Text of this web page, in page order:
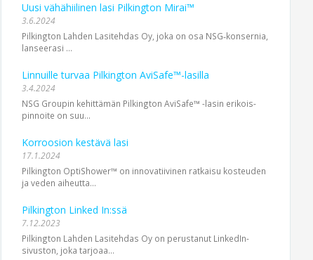
Uusi vähähiilinen lasi Pilkington Mirai™
3.6.2024
Pilkington Lahden Lasitehdas Oy, joka on osa NSG‑konsernia,
lanseerasi ...
Linnuille turvaa Pilkington AviSafe™-lasilla
3.4.2024
NSG Groupin kehittämän Pilkington AviSafe™ -lasin erikois­
pinnoite on suu...
Korroosion kestävä lasi
17.1.2024
Pilkington OptiShower™ on innovatiivinen ratkaisu kosteuden
ja veden aiheutta...
Pilkington Linked In:ssä
7.12.2023
Pilkington Lahden Lasitehdas Oy on perustanut LinkedIn-
sivuston, joka tarjoaa...